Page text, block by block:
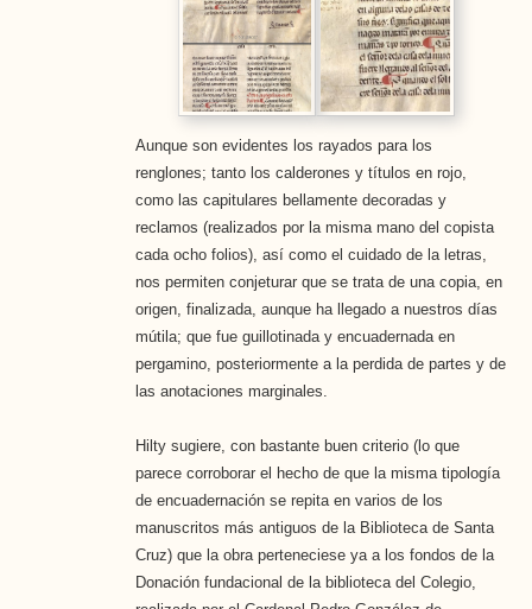
Aunque son evidentes los rayados para los
renglones; tanto los calderones y títulos en rojo,
como las capitulares bellamente decoradas y
reclamos (realizados por la misma mano del copista
cada ocho folios), así como el cuidado de la letras,
nos permiten conjeturar que se trata de una copia, en
origen, finalizada, aunque ha llegado a nuestros días
mútila; que fue guillotinada y encuadernada en
pergamino, posteriormente a la perdida de partes y de
las anotaciones marginales.
Hilty sugiere, con bastante buen criterio (lo que
parece corroborar el hecho de que la misma tipología
de encuadernación se repita en varios de los
manuscritos más antiguos de la Biblioteca de Santa
Cruz) que la obra perteneciese ya a los fondos de la
Donación fundacional de la biblioteca del Colegio,